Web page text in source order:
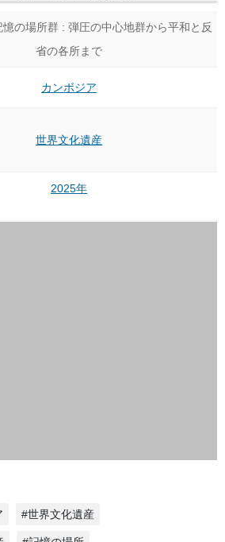
憶の場所群 : 弾圧の中心地群から平和と反
省の各所まで
カンボジア
世界文化遺産
2025年
#世界文化遺産